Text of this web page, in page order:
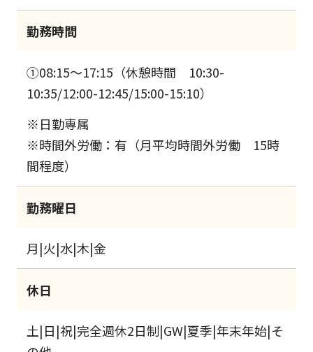
勤務時間
①08:15～17:15（休憩時間 10:30-
10:35/12:00-12:45/15:00-15:10）
※日勤専属
※時間外労働：有（月平均時間外労働 15時
間程度）
勤務曜日
月|火|水|木|金
休日
土|日|祝|完全週休2日制|GW|夏季|年末年始|そ